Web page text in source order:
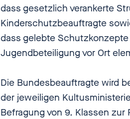
dass gesetzlich verankerte
Kinderschutzbeauftragte
dass gelebte
Jugendbeteiligung vor Ort
Die Bundesbeauftragte wird
der jeweiligen
Befragung von 9. Klassen